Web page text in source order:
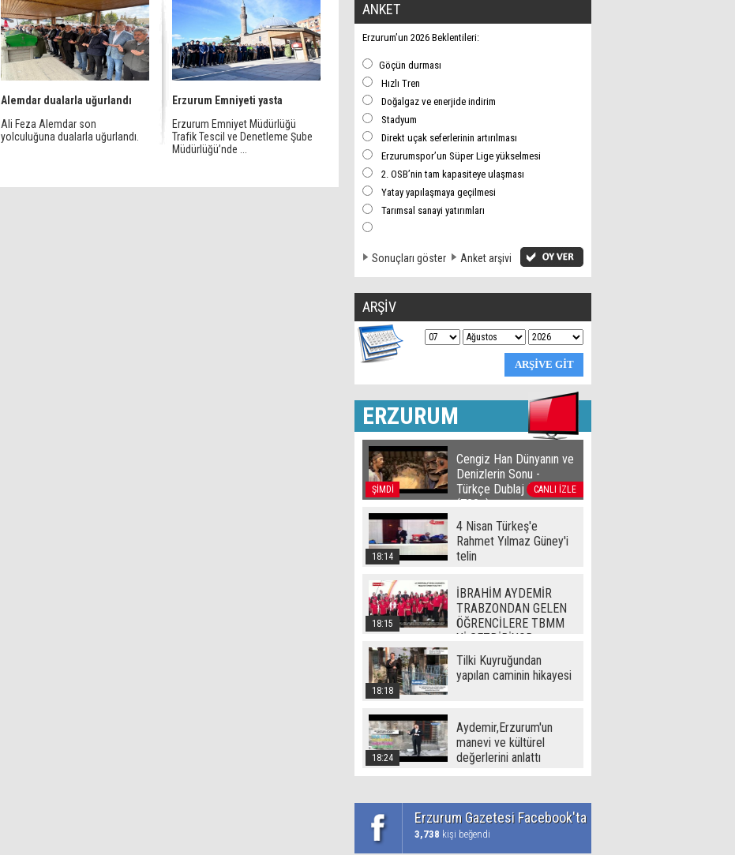
Alemdar dualarla uğurlandı
Ali Feza Alemdar son
yolculuğuna dualarla uğurlandı.
Erzurum Emniyeti yasta
Erzurum Emniyet Müdürlüğü
Trafik Tescil ve Denetleme Şube
Müdürlüğü’nde ...
ANKET
Erzurum’un 2026 Beklentileri:
Göçün durması
Hızlı Tren
Doğalgaz ve enerjide indirim
Stadyum
Direkt uçak seferlerinin artırılması
Erzurumspor’un Süper Lige yükselmesi
2. OSB’nin tam kapasiteye ulaşması
Yatay yapılaşmaya geçilmesi
Tarımsal sanayi yatırımları
Sonuçları göster Anket arşivi
ARŞİV
ERZURUM
ŞİMDİ CANLI İZLE
Cengiz Han Dünyanın ve
Denizlerin Sonu -
Türkçe Dublaj film izle
(720p)
18:14
4 Nisan Türkeş'e
Rahmet Yılmaz Güney'i
telin
18:15
İBRAHİM AYDEMİR
TRABZONDAN GELEN
ÖĞRENCİLERE TBMM
Yİ GEZDİRİYOR
18:18
Tilki Kuyruğundan
yapılan caminin hikayesi
18:24
Aydemir,Erzurum'un
manevi ve kültürel
değerlerini anlattı
Erzurum Gazetesi Facebook'ta
3,738 kişi beğendi